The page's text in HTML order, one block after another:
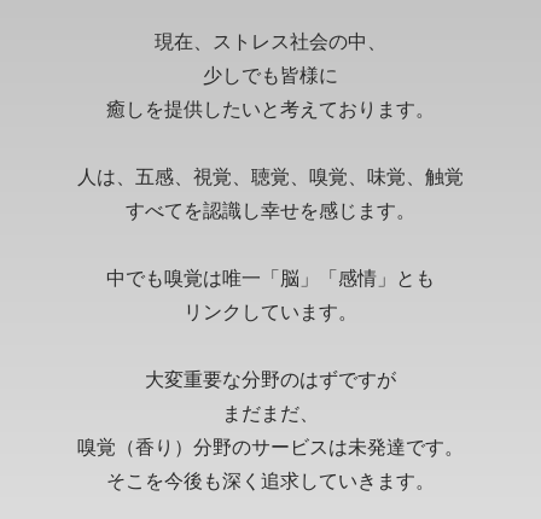
現在、ストレス社会の中、
少しでも皆様に
癒しを提供したいと考えております。
人は、五感、視覚、聴覚、嗅覚、味覚、触覚
すべてを認識し幸せを感じます。
中でも嗅覚は唯一「脳」「感情」とも
リンクしています。
大変重要な分野のはずですが
まだまだ、
嗅覚（香り）分野のサービスは未発達です。
そこを今後も深く追求していきます。